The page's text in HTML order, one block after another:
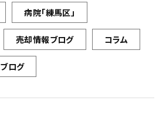
病院「練馬区」
売却情報ブログ コラム
ブログ